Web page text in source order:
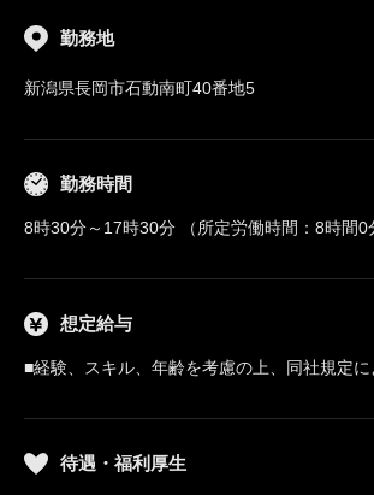
勤務地
新潟県長岡市石動南町40番地5
勤務時間
8時30分～17時30分 （所定労働時間：8時間0
想定給与
■経験、スキル、年齢を考慮の上、同社規定に
待遇・福利厚生